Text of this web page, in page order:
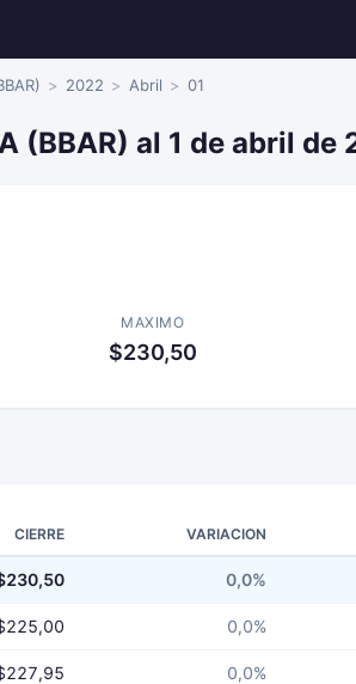
2022 Abril 01
(BBAR) al 1 de abril de
MAXIMO
$230,50
CIERRE VARIACION
0,0%
0,0%
0,0%